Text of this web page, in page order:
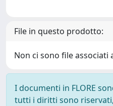
File in questo prodotto:
Non ci sono file
I documenti in FLORE
tutti i diritti sono